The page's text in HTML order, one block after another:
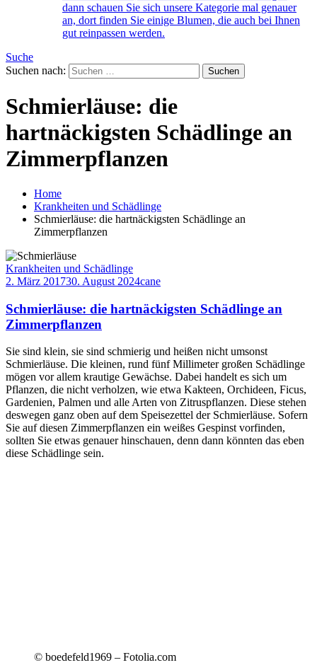
dann schauen Sie sich unsere Kategorie mal genauer
an, dort finden Sie einige Blumen, die auch bei Ihnen
gut reinpassen werden.
Suche
Suchen nach:
Schmierläuse: die
hartnäckigsten Schädlinge an
Zimmerpflanzen
Home
Krankheiten und Schädlinge
Schmierläuse: die hartnäckigsten Schädlinge an
Zimmerpflanzen
Krankheiten und Schädlinge
2. März 201730. August 2024cane
Schmierläuse: die hartnäckigsten Schädlinge an
Zimmerpflanzen
Sie sind klein, sie sind schmierig und heißen nicht umsonst
Schmierläuse. Die kleinen, rund fünf Millimeter großen Schädlinge
mögen vor allem krautige Gewächse. Dabei handelt es sich um
Pflanzen, die nicht verholzen, wie etwa Kakteen, Orchideen, Ficus,
Gardenien, Palmen und alle Arten von Zitruspflanzen. Diese stehen
deswegen ganz oben auf dem Speisezettel der Schmierläuse. Sofern
Sie auf diesen Zimmerpflanzen ein weißes Gespinst vorfinden,
sollten Sie etwas genauer hinschauen, denn dann könnten das eben
diese Schädlinge sein.
© boedefeld1969 – Fotolia.com